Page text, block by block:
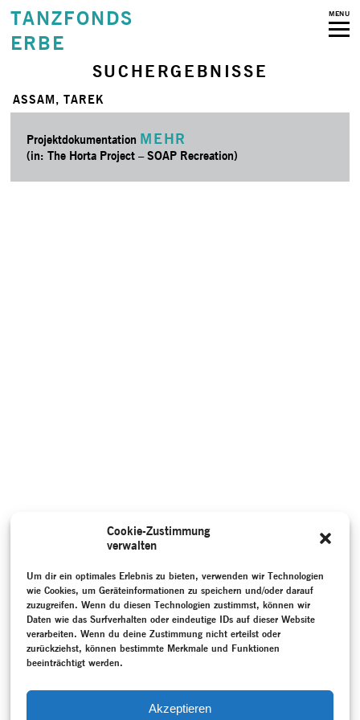
Cookie-Zustimmung
verwalten
Um dir ein optimales Erlebnis zu bieten, verwenden wir Technologien
wie Cookies, um Geräteinformationen zu speichern und/oder darauf
zuzugreifen. Wenn du diesen Technologien zustimmst, können wir
Daten wie das Surfverhalten oder eindeutige IDs auf dieser Website
verarbeiten. Wenn du deine Zustimmung nicht erteilst oder
zurückziehst, können bestimmte Merkmale und Funktionen
beeinträchtigt werden.
Akzeptieren
TANZFONDS
ERBE
MENU
SUCHERGEBNISSE
ASSAM, TAREK
Projektdokumentation MEHR
(in: The Horta Project – SOAP Recreation)